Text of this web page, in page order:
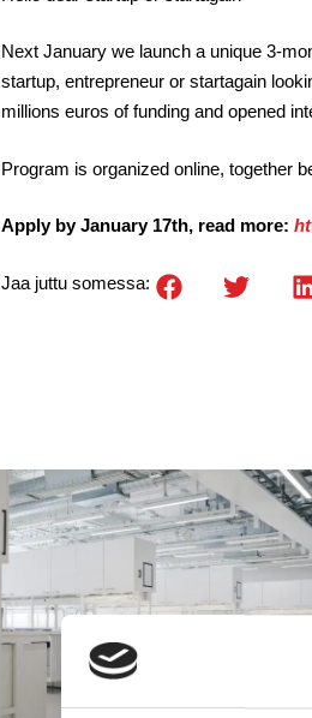
Next January we launch a unique 3-
startup, entrepreneur or startagain
millions euros of funding and opened
Program is organized online, together
Apply by January 17th, read more:
Jaa juttu somessa: